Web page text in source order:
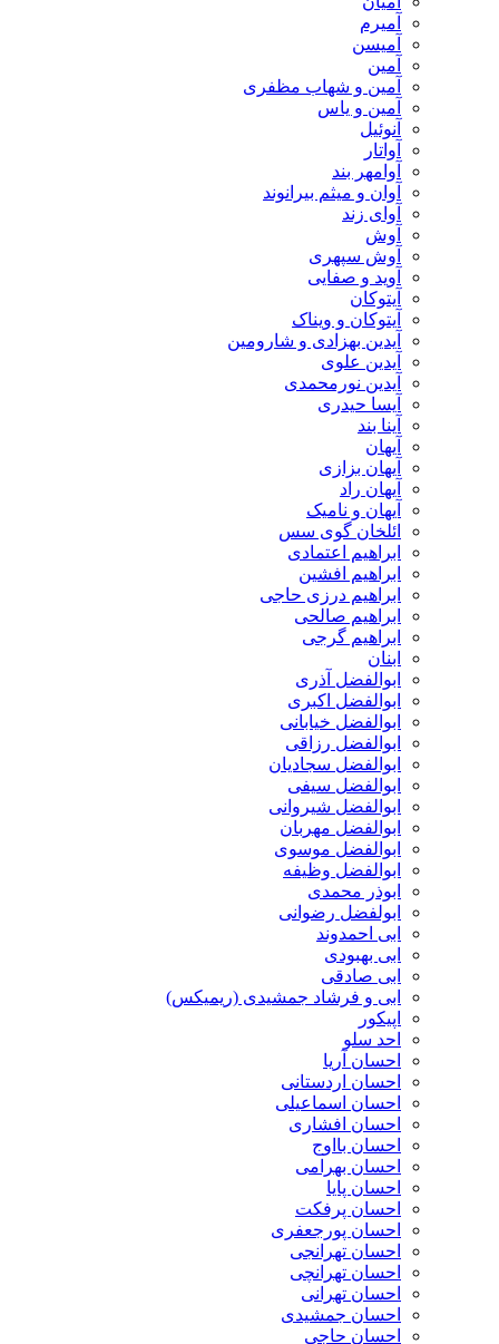
آمیرم
آمیسن
آمین
آمین و شهاب مظفری
آمین و یاس
آنوئیل
آواتار
آوامهر بند
آوان و میثم بیرانوند
آوای زند
آوش
آوش سپهری
آوید و صفایی
آیتوکان
آیتوکان و ویناک
آیدین بهزادی و شارومین
آیدین علوی
آیدین نورمحمدی
آیسا حیدری
آینا بند
آیهان
آیهان بزازی
آیهان راد
آیهان و نامیک
ائلخان گوی سس
ابراهیم اعتمادی
ابراهیم افشین
ابراهیم درزی حاجی
ابراهیم صالحی
ابراهیم گرجی
ابنان
ابوالفضل آذری
ابوالفضل اکبری
ابوالفضل خیابانی
ابوالفضل رزاقی
ابوالفضل سجادیان
ابوالفضل سیفی
ابوالفضل شیروانی
ابوالفضل مهربان
ابوالفضل موسوی
ابوالفضل وظیفه
ابوذر محمدی
ابولفضل رضوانی
ابی احمدوند
ابی بهبودی
ابی صادقی
ابی و فرشاد جمشیدی (ریمیکس)
اپیکور
احد سلو
احسان آریا
احسان اردستانی
احسان اسماعیلی
احسان افشاری
احسان بااوج
احسان بهرامی
احسان پایا
احسان پرفکت
احسان پورجعفری
احسان تهرانجی
احسان تهرانچی
احسان تهرانی
احسان جمشیدی
احسان حاجی